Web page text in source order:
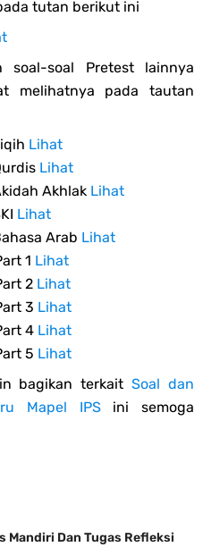
tutan berikut ini
soal-soal Pretest lainnya
melihatnya pada tautan
Lihat
Lihat
Akhlak Lihat
Lihat
Arab Lihat
1 Lihat
2 Lihat
3 Lihat
4 Lihat
5 Lihat
bagikan terkaitSoal dan
Mapel IPSini semoga
Mandiri Dan Tugas Refleksi